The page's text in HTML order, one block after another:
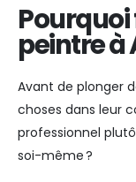
peintre à
Avant de plonger
choses dans leur
professionnel
soi-même ?